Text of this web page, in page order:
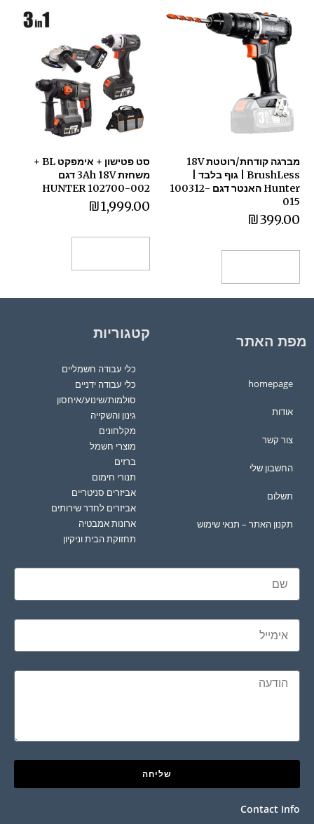
מברגה קודחת/רוטטת 18V
BrushLess | גוף בלבד |
Hunter האנטר דגם 100312-
015
₪399.00
סט פטישון + אימפקט BL +
משחזת 3Ah 18V דגם
102700-002 HUNTER
₪1,999.00
מפת האתר
homepage
אודות
צור קשר
החשבון שלי
תשלום
תקנון האתר – תנאי שימוש
קטגוריות
כלי עבודה חשמליים
כלי עבודה ידניים
סולמות/שינוע/איחסון
גינון והשקייה
מקלחונים
מוצרי חשמל
ברזים
תנורי חימום
אביזרים סניטריים
אביזרים לחדר שירותים
ארונות אמבטיה
תחזוקת הבית וניקיון
שליחה
Contact Info